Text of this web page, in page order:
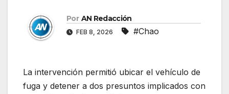
Por AN Redacción
FEB 8, 2026 #Chao
La intervención permitió ubicar el vehículo de
fuga y detener a dos presuntos implicados con